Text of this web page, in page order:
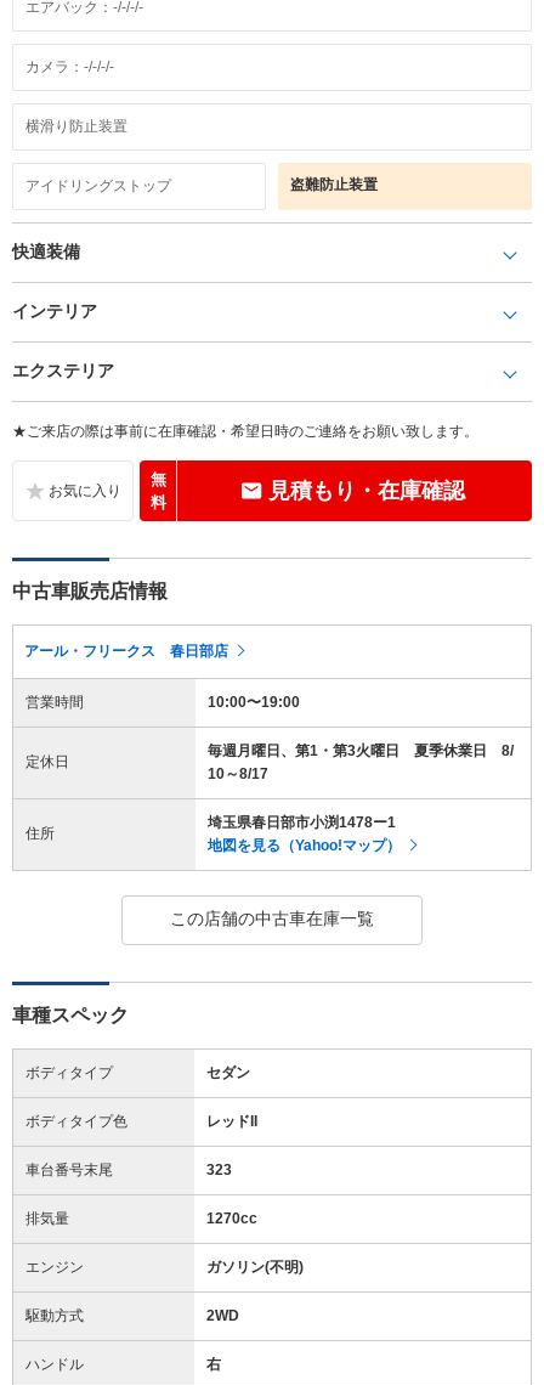
エアバック：-/-/-/-
カメラ：-/-/-/-
横滑り防止装置
アイドリングストップ 盗難防止装置
快適装備
インテリア
エクステリア
★ご来店の際は事前に在庫確認・希望日時のご連絡をお願い致します。
無
料
見積もり・在庫確認
中古車販売店情報
アール・フリークス 春日部店
営業時間 10:00〜19:00
定休日
毎週月曜日、第1・第3火曜日 夏季休業日 8/
10～8/17
住所
埼玉県春日部市小渕1478ー1
地図を見る（Yahoo!マップ）
この店舗の中古車在庫一覧
車種スペック
ボディタイプ セダン
ボディタイプ色 レッドII
車台番号末尾 323
排気量 1270cc
エンジン ガソリン(不明)
駆動方式 2WD
ハンドル 右